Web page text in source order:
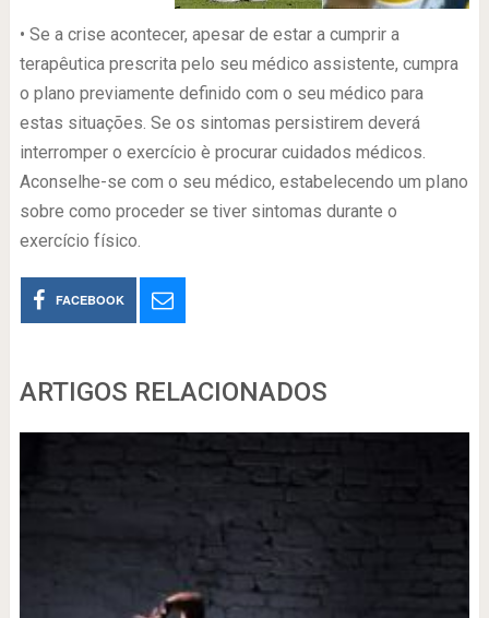
• Se a crise acontecer, apesar de estar a cumprir a
terapêutica prescrita pelo seu médico assistente, cumpra
o plano previamente definido com o seu médico para
estas situações. Se os sintomas persistirem deverá
interromper o exercício è procurar cuidados médicos.
Aconselhe-se com o seu médico, estabelecendo um pIano
sobre como proceder se tiver sintomas durante o
exercício físico.
FACEBOOK
ARTIGOS RELACIONADOS